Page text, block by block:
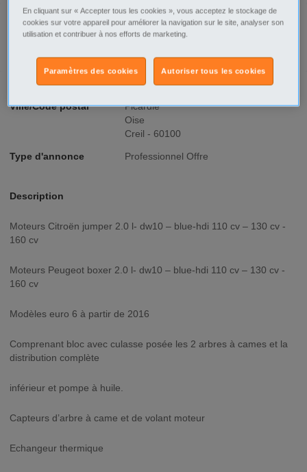
4 350€
Ville/Code postal
Picardie
Oise
Creil - 60100
Type d'annonce Professionnel Offre
Description
Moteurs Citroën jumper 2.0 l- dw10 – blue-hdi 110 cv – 130 cv -
160 cv
Moteurs Peugeot boxer 2.0 l- dw10 – blue-hdi 110 cv – 130 cv -
160 cv
Modèles euro 6 à partir de 2016
Comprenant bloc avec culasse posée les 2 arbres à cames et la
distribution complète
inférieur et pompe à huile.
Capteurs d’arbre à came et de volant moteur
Echangeur thermique
En cliquant sur « Accepter tous les cookies », vous acceptez le stockage de
cookies sur votre appareil pour améliorer la navigation sur le site, analyser son
utilisation et contribuer à nos efforts de marketing.
Autoriser tous les cookies
Paramètres des cookies